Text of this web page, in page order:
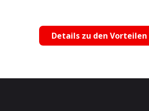
Details zu den Vorteilen